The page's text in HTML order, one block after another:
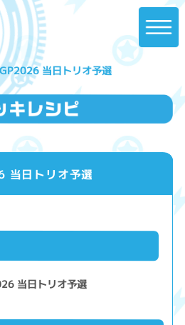
当日トリオ予選
当日トリオ予選
当日トリオ予選